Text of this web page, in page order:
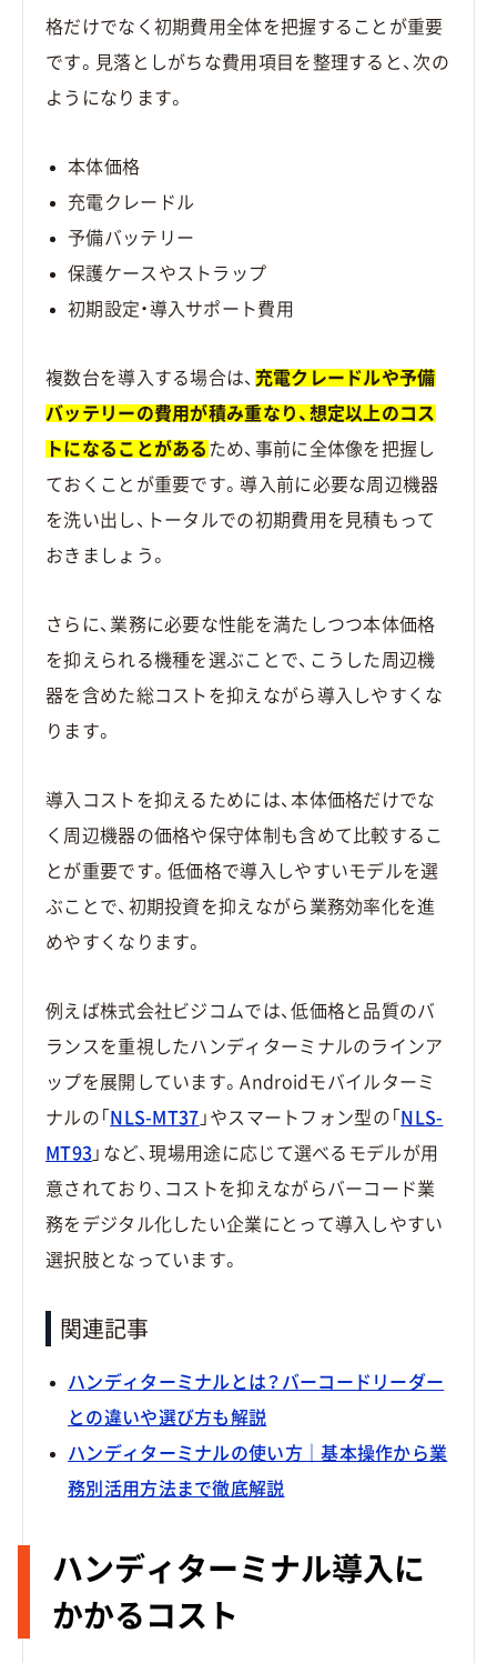
格だけでなく初期費用全体を把握することが重要
です。見落としがちな費用項目を整理すると、次の
ようになります。
本体価格
充電クレードル
予備バッテリー
保護ケースやストラップ
初期設定・導入サポート費用
複数台を導入する場合は、 充電クレードルや予備
バッテリーの費用が積み重なり、想定以上のコス
トになることがある ため、事前に全体像を把握し
ておくことが重要です。導入前に必要な周辺機器
を洗い出し、トータルでの初期費用を見積もって
おきましょう。
さらに、業務に必要な性能を満たしつつ本体価格
を抑えられる機種を選ぶことで、こうした周辺機
器を含めた総コストを抑えながら導入しやすくな
ります。
導入コストを抑えるためには、本体価格だけでな
く周辺機器の価格や保守体制も含めて比較するこ
とが重要です。低価格で導入しやすいモデルを選
ぶことで、初期投資を抑えながら業務効率化を進
めやすくなります。
例えば株式会社ビジコムでは、低価格と品質のバ
ランスを重視したハンディターミナルのラインア
ップを展開しています。Androidモバイルターミ
ナルの「 NLS-MT37 」やスマートフォン型の「 NLS-
MT93 」など、現場用途に応じて選べるモデルが用
意されており、コストを抑えながらバーコード業
務をデジタル化したい企業にとって導入しやすい
選択肢となっています。
関連記事
ハンディターミナルとは？バーコードリーダー
との違いや選び方も解説
ハンディターミナルの使い方｜基本操作から業
務別活用方法まで徹底解説
ハンディターミナル導入に
かかるコスト